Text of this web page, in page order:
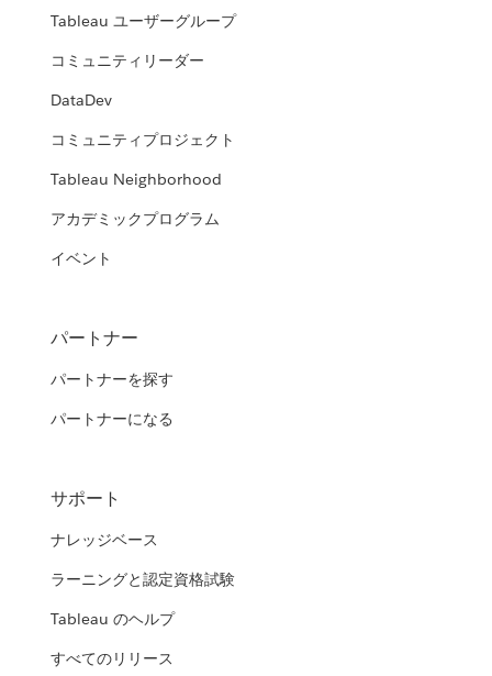
Tableau ユーザーグループ
コミュニティリーダー
DataDev
コミュニティプロジェクト
Tableau Neighborhood
アカデミックプログラム
イベント
パートナー
パートナーを探す
パートナーになる
サポート
ナレッジベース
ラーニングと認定資格試験
Tableau のヘルプ
すべてのリリース